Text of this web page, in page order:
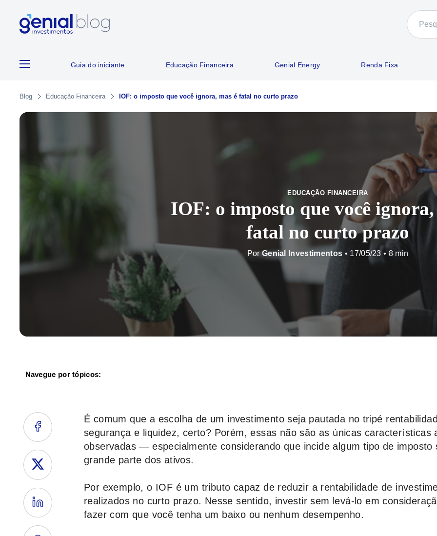
Guia do iniciante Educação Financeira Genial Energy Renda Fixa
Blog Educação Financeira IOF: o imposto que você ignora, mas é fatal no curto prazo
EDUCAÇÃO FINANCEIRA
IOF: o imposto que você ignora,
fatal no curto prazo
PorGenial Investimentos • 17/05/23 •
Navegue por tópicos:
É comum que a escolha de um investimento seja pautada no tripé
segurança e liquidez, certo? Porém, essas não são as únicas características
observadas — especialmente considerando que incide algum tipo de imposto
grande parte dos ativos.
Por exemplo, o IOF é um tributo capaz de reduzir a rentabilidade de
realizados no curto prazo. Nesse sentido, investir sem levá-lo em
fazer com que você tenha um baixo ou nenhum desempenho.